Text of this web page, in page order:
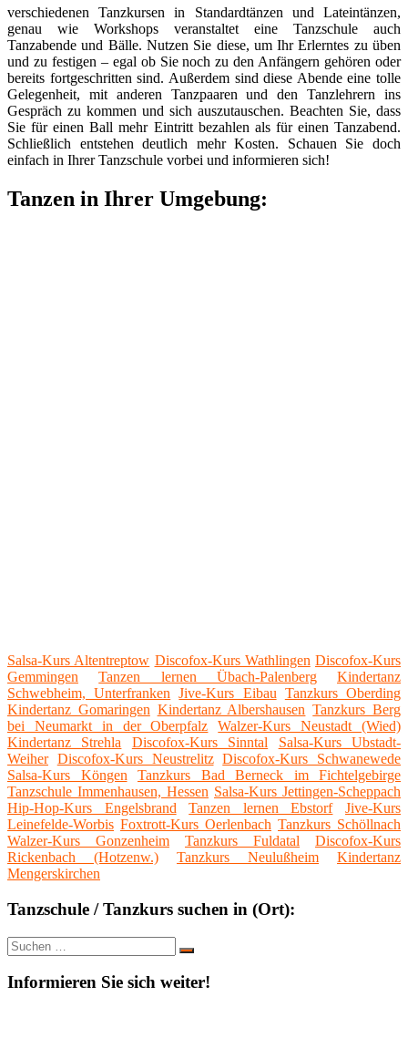
verschiedenen Tanzkursen in Standardtänzen und Lateintänzen,
genau wie Workshops veranstaltet eine Tanzschule auch
Tanzabende und Bälle. Nutzen Sie diese, um Ihr Erlerntes zu üben
und zu festigen – egal ob Sie noch zu den Anfängern gehören oder
bereits fortgeschritten sind. Außerdem sind diese Abende eine tolle
Gelegenheit, mit anderen Tanzpaaren und den Tanzlehrern ins
Gespräch zu kommen und sich auszutauschen. Beachten Sie, dass
Sie für einen Ball mehr Eintritt bezahlen als für einen Tanzabend.
Schließlich entstehen deutlich mehr Kosten. Schauen Sie doch
einfach in Ihrer Tanzschule vorbei und informieren sich!
Tanzen in Ihrer Umgebung:
Salsa-Kurs Altentreptow Discofox-Kurs Wathlingen Discofox-Kurs
Gemmingen
Tanzen lernen Übach-Palenberg
Kindertanz
Schwebheim, Unterfranken
Jive-Kurs Eibau Tanzkurs Oberding
Kindertanz Gomaringen Kindertanz Albershausen Tanzkurs Berg
bei Neumarkt in der Oberpfalz
Walzer-Kurs Neustadt (Wied)
Kindertanz Strehla
Discofox-Kurs Sinntal
Salsa-Kurs Ubstadt-
Weiher Discofox-Kurs Neustrelitz Discofox-Kurs Schwanewede
Salsa-Kurs Köngen
Tanzkurs Bad Berneck im Fichtelgebirge
Tanzschule Immenhausen, Hessen Salsa-Kurs Jettingen-Scheppach
Hip-Hop-Kurs Engelsbrand
Tanzen lernen Ebstorf
Jive-Kurs
Leinefelde-Worbis Foxtrott-Kurs Oerlenbach Tanzkurs Schöllnach
Walzer-Kurs Gonzenheim
Tanzkurs Fuldatal
Discofox-Kurs
Rickenbach (Hotzenw.)
Tanzkurs Neulußheim
Kindertanz
Mengerskirchen
Tanzschule / Tanzkurs suchen in (Ort):
Suche
nach:
Suchen
Informieren Sie sich weiter!